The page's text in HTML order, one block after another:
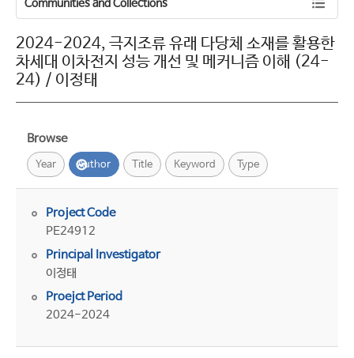
Communities and Collections
2024-2024, 극지조류 유래 다당체 소재를 활용한
차세대 이차전지 성능 개선 및 메커니즘 이해 (24-
24) / 이정태
Browse
Year Author Title Keyword Type
Project Code
PE24912
Principal Investigator
이정태
Proejct Period
2024-2024